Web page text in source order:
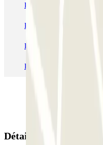
Parking Paris
Parking Charles de Gaulle
Parking Aéroport Roland
Parking Aéroport Barcelone
Détails de la